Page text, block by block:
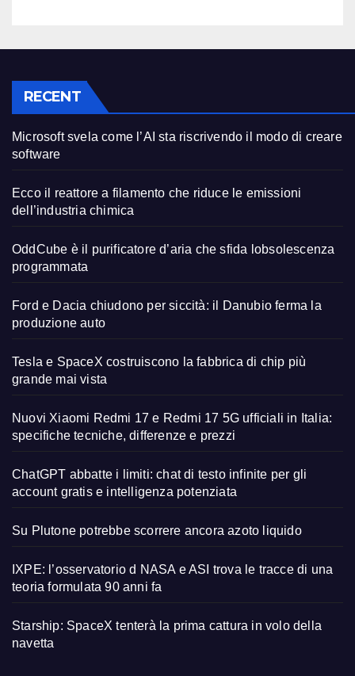
RECENT
Microsoft svela come l’AI sta riscrivendo il modo di creare
software
Ecco il reattore a filamento che riduce le emissioni
dell’industria chimica
OddCube è il purificatore d’aria che sfida lobsolescenza
programmata
Ford e Dacia chiudono per siccità: il Danubio ferma la
produzione auto
Tesla e SpaceX costruiscono la fabbrica di chip più
grande mai vista
Nuovi Xiaomi Redmi 17 e Redmi 17 5G ufficiali in Italia:
specifiche tecniche, differenze e prezzi
ChatGPT abbatte i limiti: chat di testo infinite per gli
account gratis e intelligenza potenziata
Su Plutone potrebbe scorrere ancora azoto liquido
IXPE: l’osservatorio d NASA e ASI trova le tracce di una
teoria formulata 90 anni fa
Starship: SpaceX tenterà la prima cattura in volo della
navetta